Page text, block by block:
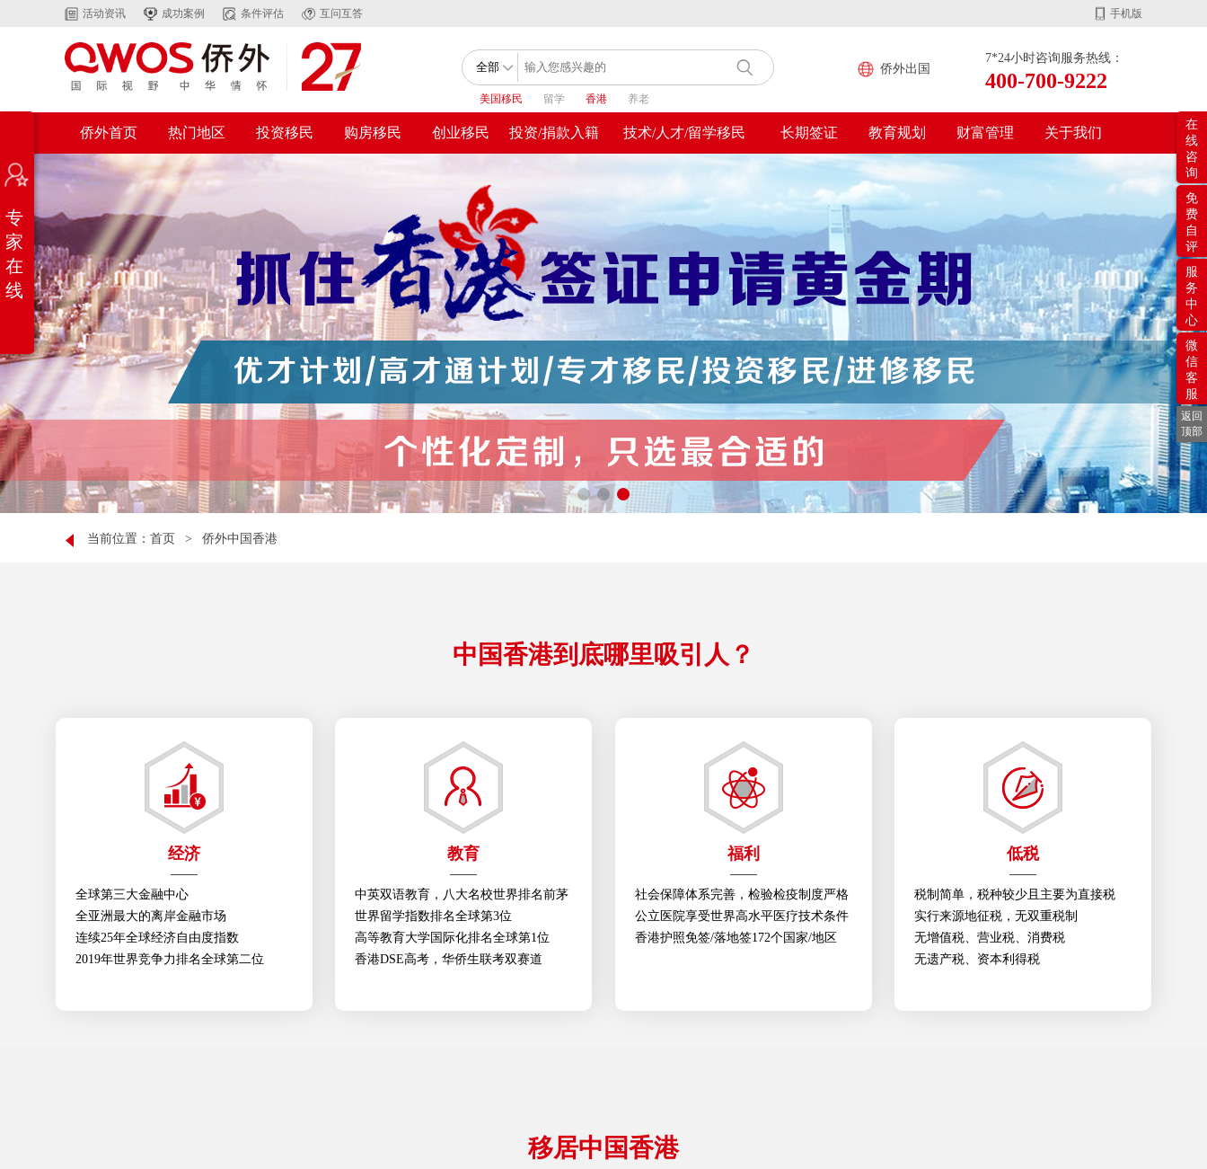
活动资讯 成功案例 条件评估 互问互答 手机版
美国移民 留学 香港 养老
侨外出国
7*24小时咨询服务热线：
400-700-9222
侨外首页 热门地区 投资移民 购房移民 创业移民 投资/捐款入籍 技术/人才/留学移民 长期签证 教育规划 财富管理 关于我们
当前位置： 首页 > 侨外中国香港
中国香港到底哪里吸引人？
经济
全球第三大金融中心
全亚洲最大的离岸金融市场
连续25年全球经济自由度指数
2019年世界竞争力排名全球第二位
教育
中英双语教育，八大名校世界排名前茅
世界留学指数排名全球第3位
高等教育大学国际化排名全球第1位
香港DSE高考，华侨生联考双赛道
福利
社会保障体系完善，检验检疫制度严格
公立医院享受世界高水平医疗技术条件
香港护照免签/落地签172个国家/地区
低税
税制简单，税种较少且主要为直接税
实行来源地征税，无双重税制
无增值税、营业税、消费税
无遗产税、资本利得税
移居中国香港
专
家
在
线
在
线
咨
询
免
费
自
评
服
务
中
心
微
信
客
服
返回
顶部